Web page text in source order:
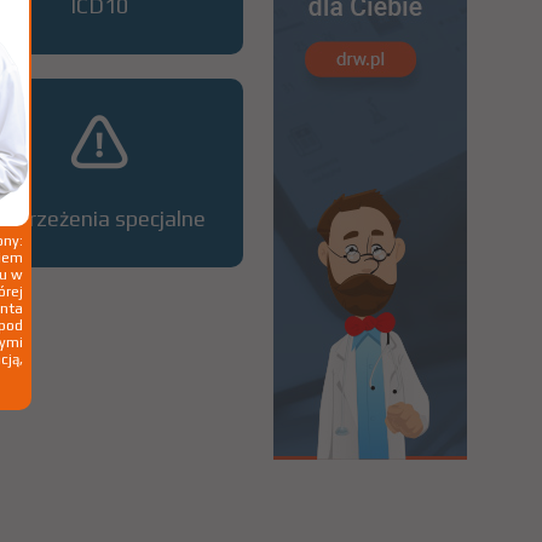
ICD10
specjalne
w